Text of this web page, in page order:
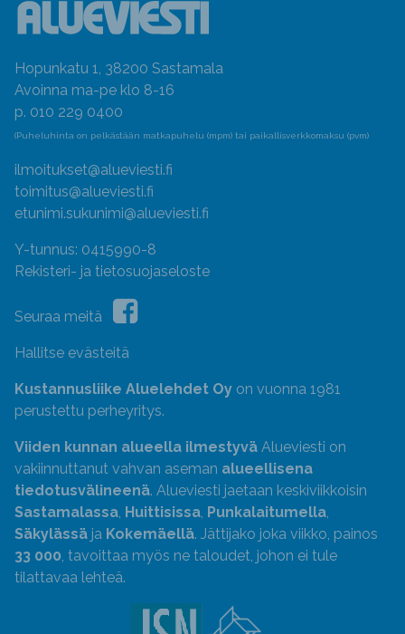
Hopunkatu 1, 38200 Sastamala
Avoinna ma-pe klo 8-16
p. 010 229 0400
(Puheluhinta on pelkästään matkapuhelu (mpm) tai paikallisverkkomaksu (pvm)
ilmoitukset@alueviesti.fi
toimitus@alueviesti.fi
etunimi.sukunimi@alueviesti.fi
Y-tunnus: 0415990-8
Rekisteri- ja tietosuojaseloste
Seuraa meitä
Hallitse evästeitä
Kustannusliike Aluelehdet Oy on vuonna 1981
perustettu perheyritys.
Viiden kunnan alueella ilmestyvä Alueviesti on
vakiinnuttanut vahvan aseman alueellisena
tiedotusvälineenä. Alueviesti jaetaan keskiviikkoisin
Sastamalassa, Huittisissa, Punkalaitumella,
Säkylässä ja Kokemäellä. Jättijako joka viikko, painos
33 000, tavoittaa myös ne taloudet, johon ei tule
tilattavaa lehteä.